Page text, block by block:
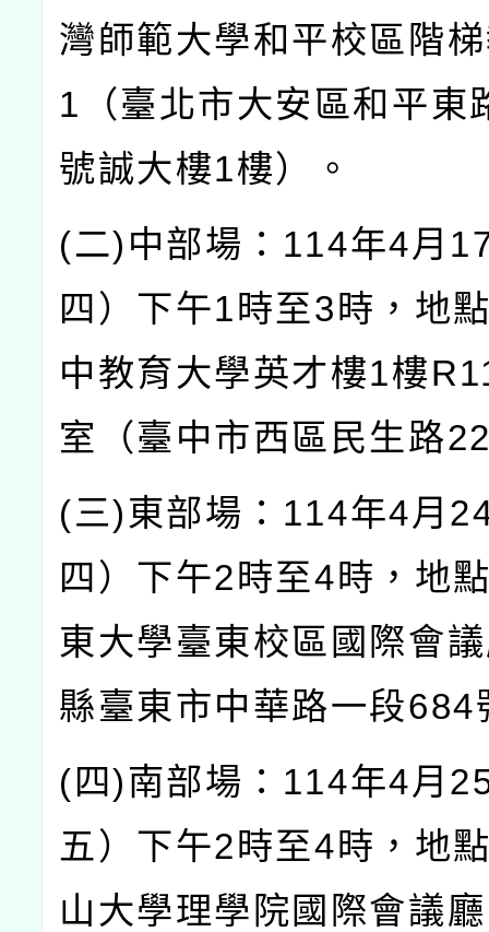
灣師範大學和平校區階
1 （臺北市大安區和平東
號誠大樓1樓）。
(二) 中部場： 114年4月
四）下午1 時至3 時，地
中教育大學英才樓1樓
室（臺中市西區民生路
(三)東部場： 114年4月
四）下午2 時至4時，地
東大學臺東校區國際會
縣臺東市中華路一段684
( 四)南部場： 114年4月
五）下午2 時至4時，地
山大學理學院國際會議